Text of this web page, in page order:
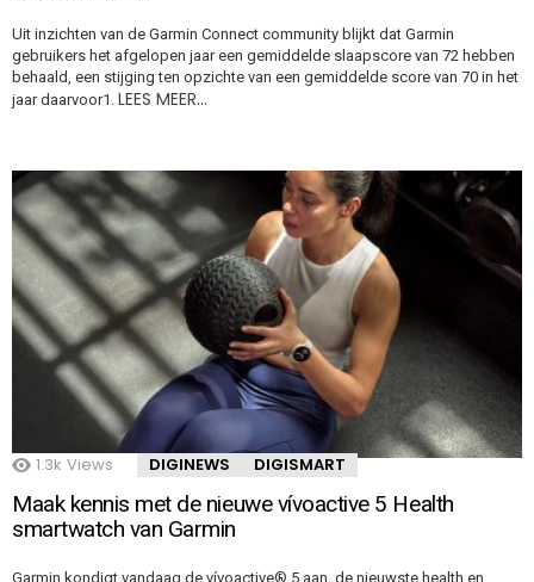
Uit inzichten van de Garmin Connect community blijkt dat Garmin
gebruikers het afgelopen jaar een gemiddelde slaapscore van 72 hebben
behaald, een stijging ten opzichte van een gemiddelde score van 70 in het
jaar daarvoor1. LEES MEER…
1.3k Views DIGINEWS DIGISMART
Maak kennis met de nieuwe vívoactive 5 Health
smartwatch van Garmin
Garmin kondigt vandaag de vívoactive® 5 aan, de nieuwste health en